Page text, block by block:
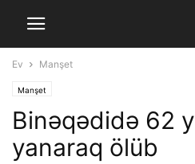
Ev Manşet
Manşet
Binəqədidə 62
yanaraq ölüb